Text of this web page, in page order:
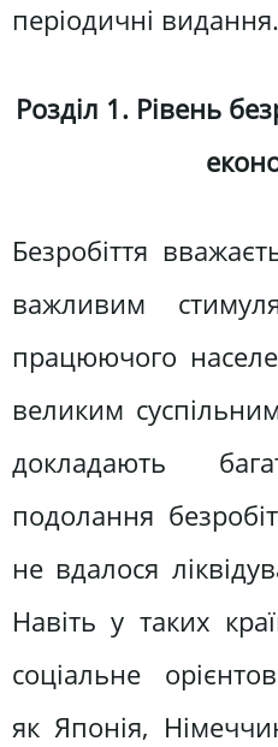
періодичні видання.
Розділ 1. Рівень
Безробіття
важливим
працюючого
великим
докладають
подолання
не вдалося
Навіть у таких
соціальне
як Японія,